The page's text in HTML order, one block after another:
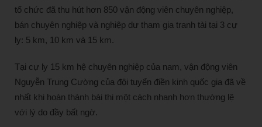
tổ chức đã thu hút hơn 850 vận động viên chuyên nghiệp,
bán chuyên nghiệp và nghiệp dư tham gia tranh tài tại 3 cự
ly: 5 km, 10 km và 15 km.
Tại cự ly 15 km hệ chuyên nghiệp của nam, vận động viên
Nguyễn Trung Cường của đội tuyển điền kinh quốc gia đã về
nhất khi hoàn thành bài thi một cách nhanh hơn thường lệ
với lý do đầy bất ngờ.